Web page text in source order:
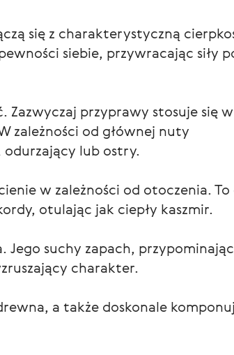
się z charakterystyczną
siebie, przywracając siły
Zazwyczaj przyprawy stosuje się w
zależności od głównej nuty
lub ostry.
w zależności od otoczenia. To
otulając jak ciepły kaszmir.
Jego suchy zapach,
charakter.
a także doskonale